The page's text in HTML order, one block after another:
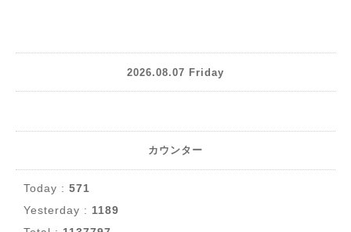
2026.08.07 Friday
カウンター
Today : 571
Yesterday : 1189